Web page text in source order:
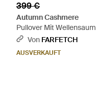
399 €
Autumn Cashmere
Pullover Mit
Von FARFETCH
AUSVERKAUFT